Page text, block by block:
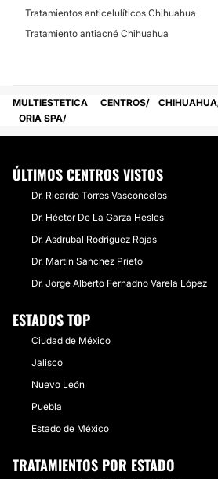
Tratamientos anticelulíticos Chihuahua
Tratamiento antiacné Chihuahua
MULTIESTETICA CENTROS CHIHUAHUA
ORIA SPA
ÚLTIMOS CENTROS VISTOS
Dr. Ricardo Torres Vasconcelos
Dr. Héctor De La Garza Hesles
Dr. Asdrubal Rodríguez Rojas
Dr. Martín Sánchez Prieto
Dr. Jorge Alberto Fernadno Varela López
ESTADOS TOP
Ciudad de México
Jalisco
Nuevo León
Puebla
Estado de México
TRATAMIENTOS POR ESTADO